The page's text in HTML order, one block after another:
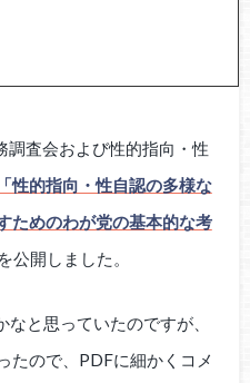
査会および性的指向・性
「性的指向・性自認の多様な
ためのわが党の基本的な考
公開しました。
と思っていたのですが、
たので、PDFに細かくコメ